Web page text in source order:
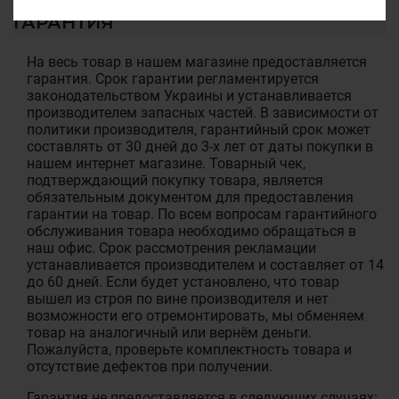
ГАРАНТИЯ
На весь товар в нашем магазине предоставляется
гарантия. Срок гарантии регламентируется
законодательством Украины и устанавливается
производителем запасных частей. В зависимости от
политики производителя, гарантийный срок может
составлять от 30 дней до 3-х лет от даты покупки в
нашем интернет магазине. Товарный чек,
подтверждающий покупку товара, является
обязательным документом для предоставления
гарантии на товар. По всем вопросам гарантийного
обслуживания товара необходимо обращаться в
наш офис. Срок рассмотрения рекламации
устанавливается производителем и составляет от 14
до 60 дней. Если будет установлено, что товар
вышел из строя по вине производителя и нет
возможности его отремонтировать, мы обменяем
товар на аналогичный или вернём деньги.
Пожалуйста, проверьте комплектность товара и
отсутствие дефектов при получении.